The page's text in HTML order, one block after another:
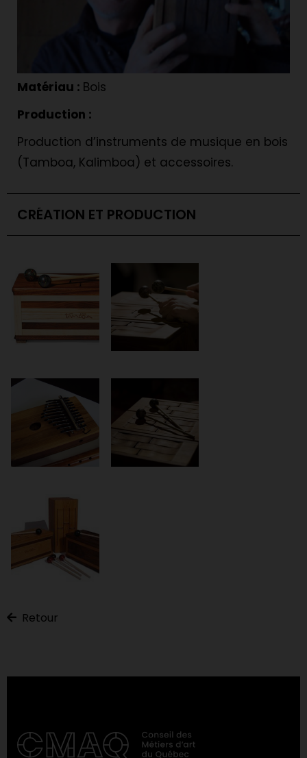
Matériau : Bois
Production :
Production d’instruments de musique en bois
(Tamboa, Kalimboa) et accessoires.
CRÉATION ET PRODUCTION
Retour